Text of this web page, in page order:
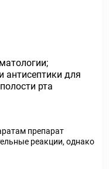
антисептики для
рта
препарат
реакции, однако